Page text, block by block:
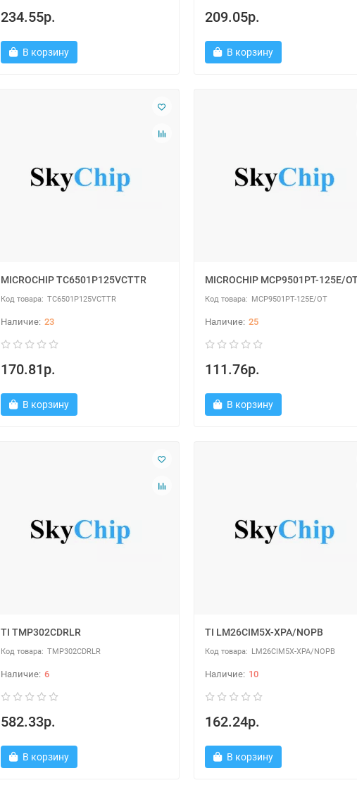
234.55р.
В корзину
209.05р.
В корзину
MICROCHIP TC6501P125VCTTR
TC6501P125VCTTR
23
170.81р.
В корзину
MICROCHIP MCP9501PT-125E/
MCP9501PT-125E/OT
25
111.76р.
В корзину
TI TMP302CDRLR
TMP302CDRLR
6
582.33р.
В корзину
TI LM26CIM5X-XPA/NOPB
LM26CIM5X-XPA/NOPB
10
162.24р.
В корзину